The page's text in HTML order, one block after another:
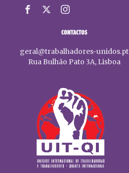
CONTACTOS
geral@trabalhadores-unidos.pt
Rua Bulhão Pato 3A, Lisboa